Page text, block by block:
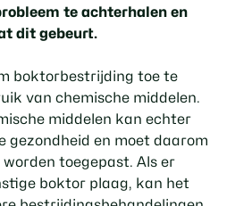
te achterhalen en
dit gebeurt.
boktorbestrijding toe te
van chemische middelen.
middelen kan echter
gezondheid en moet daarom
toegepast. Als er
boktor plaag, kan het